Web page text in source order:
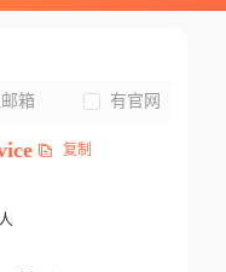
箱 有官网
复制